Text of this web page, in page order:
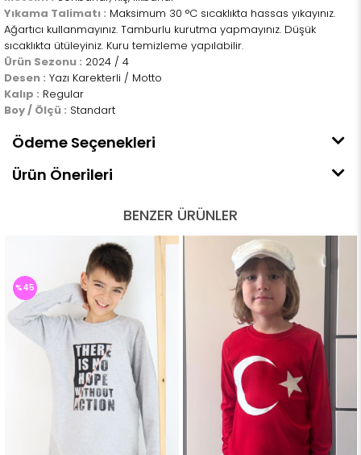
Yıkama Talimatı : Maksimum 30 °C sıcaklıkta hassas yıkayınız.
Ağartıcı kullanmayınız. Tamburlu kurutma yapmayınız. Düşük
sıcaklıkta ütüleyiniz. Kuru temizleme yapılabilir.
Ürün Sezonu : 2024 / 4
Desen : Yazı Karekterli / Motto
Kalıp : Regular
Boy / Ölçü : Standart
Ödeme Seçenekleri
Ürün Önerileri
BENZER ÜRÜNLER
%45